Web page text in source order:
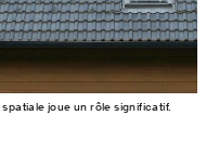
joue un rôle significatif.